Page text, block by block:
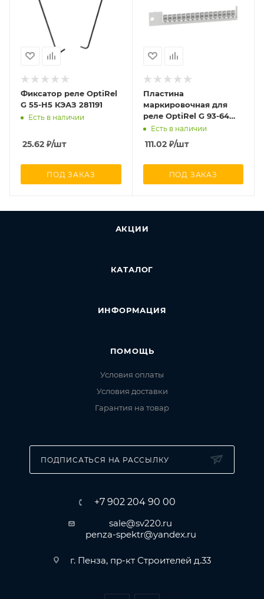
Фиксатор реле OptiRel
G 55-H5 КЭАЗ 281191
Есть в наличии
25.62 ₽/шт
ПОД ЗАКАЗ
Пластина
маркировочная для
реле OptiRel G 93-64
КЭАЗ 281154
Есть в наличии
111.02₽/шт
ПОД ЗАКАЗ
АКЦИИ
КАТАЛОГ
ИНФОРМАЦИЯ
ПОМОЩЬ
Условия оплаты
Условия доставки
Гарантия на товар
ПОДПИСАТЬСЯ НА РАССЫЛКУ
+7 902 204 90 00
sale@sv220.ru
penza-spektr@yandex.ru
г. Пенза, пр-кт Строителей д.33